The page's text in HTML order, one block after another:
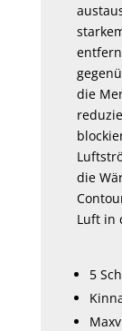
die
die
Luft in
5